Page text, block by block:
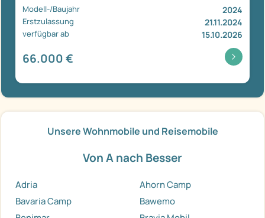
Modell-/Baujahr 2024
Erstzulassung 21.11.2024
verfügbar ab 15.10.2026
66.000 €
Unsere Wohnmobile und Reisemobile
Von A nach Besser
Adria
Ahorn Camp
Bavaria Camp
Bawemo